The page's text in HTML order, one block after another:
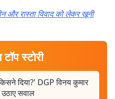
और रास्ता विवाद को लेकर खूनी
स्टोरी
दिया?' DGP विनय कुमार
सवाल